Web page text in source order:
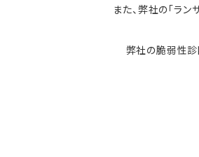
また、弊社の「ラ
弊社の脆弱性診